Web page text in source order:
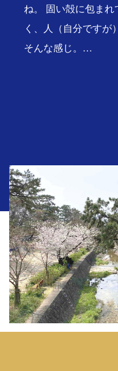
ね。 固い殻に包ま
く、人（自分ですが
そんな感じ。…